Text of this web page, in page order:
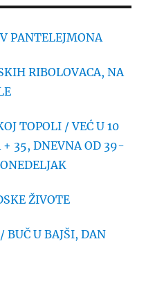
PANTELEJMONA
RIBOLOVACA, NA
TOPOLI / VEĆ U 10
+ 35, DNEVNA OD 39-
ŽIVOTE
BUČ U BAJŠI, DAN